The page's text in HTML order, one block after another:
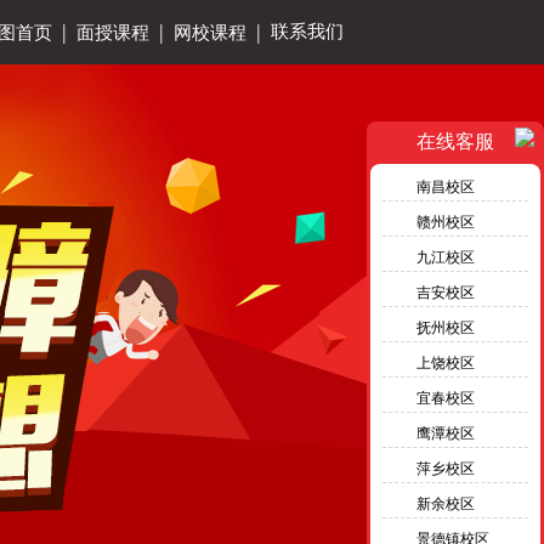
首页 | 面授课程 | 网校课程 | 联系我们
在线客服
南昌校区
赣州校区
九江校区
吉安校区
抚州校区
上饶校区
宜春校区
鹰潭校区
萍乡校区
新余校区
景德镇校区